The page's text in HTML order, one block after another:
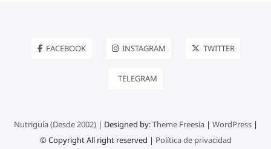
FACEBOOK INSTAGRAM TWITTER
TELEGRAM
Nutriguía (Desde 2002)| Designed by:Theme Freesia| WordPress|
© Copyright All right reserved | Política de privacidad